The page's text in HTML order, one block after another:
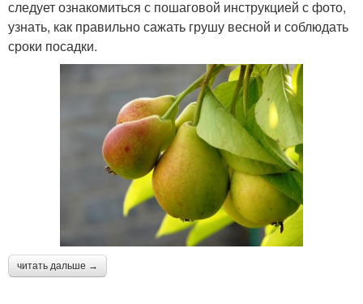
следует ознакомиться с пошаговой инструкцией с фото,
узнать, как правильно сажать грушу весной и соблюдать
сроки посадки.
читать дальше →